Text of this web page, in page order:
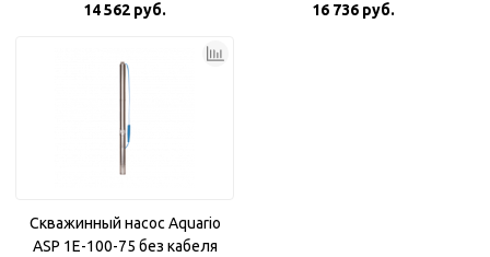
14 562 руб.
16 736 руб.
Скважинный насос Aquario
ASP 1E-100-75 без кабеля